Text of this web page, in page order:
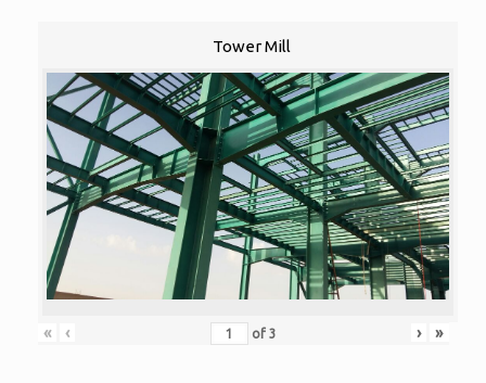
Tower Mill
« ‹ of 3 › »